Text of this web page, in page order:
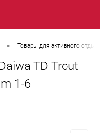
• Товары для активного
TD Trout
1-6